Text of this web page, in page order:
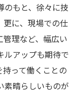
のもと、徐々に技
更に、現場での仕
管理など、幅広い
ルアップも期待で
って働くことの
素晴らしいものが